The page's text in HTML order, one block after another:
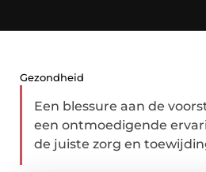
Gezondheid
Een blessure aan de
een ontmoedigende
de juiste zorg en